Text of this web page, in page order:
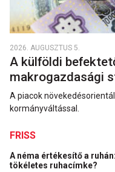
2026. AUGUSZTUS 5.
A külföldi
makrogazdasági
A piacok
kormányváltással.
FRISS
A néma értékesítő a
tökéletes ruhacímke?